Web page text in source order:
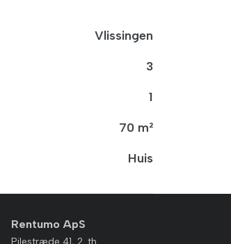
Vlissingen
3
1
70 m²
Huis
Rentumo ApS
Pilestræde 41, 2. th.